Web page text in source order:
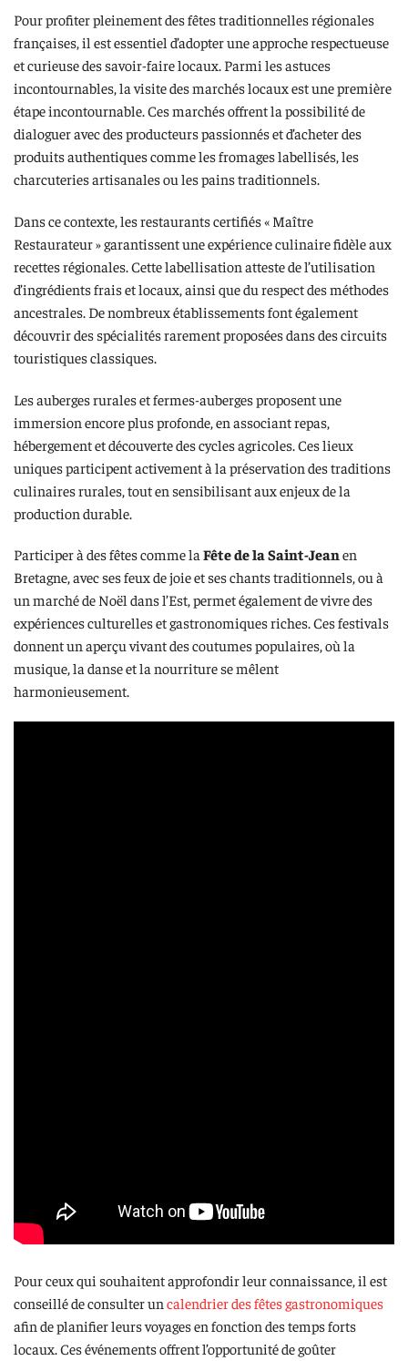
Pour profiter pleinement des fêtes traditionnelles régionales
françaises, il est essentiel d’adopter une approche respectueuse
et curieuse des savoir-faire locaux. Parmi les astuces
incontournables, la visite des marchés locaux est une première
étape incontournable. Ces marchés offrent la possibilité de
dialoguer avec des producteurs passionnés et d’acheter des
produits authentiques comme les fromages labellisés, les
charcuteries artisanales ou les pains traditionnels.
Dans ce contexte, les restaurants certifiés « Maître
Restaurateur » garantissent une expérience culinaire fidèle aux
recettes régionales. Cette labellisation atteste de l’utilisation
d’ingrédients frais et locaux, ainsi que du respect des méthodes
ancestrales. De nombreux établissements font également
découvrir des spécialités rarement proposées dans des circuits
touristiques classiques.
Les auberges rurales et fermes-auberges proposent une
immersion encore plus profonde, en associant repas,
hébergement et découverte des cycles agricoles. Ces lieux
uniques participent activement à la préservation des traditions
culinaires rurales, tout en sensibilisant aux enjeux de la
production durable.
Participer à des fêtes comme la Fête de la Saint-Jean en
Bretagne, avec ses feux de joie et ses chants traditionnels, ou à
un marché de Noël dans l’Est, permet également de vivre des
expériences culturelles et gastronomiques riches. Ces festivals
donnent un aperçu vivant des coutumes populaires, où la
musique, la danse et la nourriture se mêlent
harmonieusement.
Pour ceux qui souhaitent approfondir leur connaissance, il est
conseillé de consulter un calendrier des fêtes gastronomiques
afin de planifier leurs voyages en fonction des temps forts
locaux. Ces événements offrent l’opportunité de goûter